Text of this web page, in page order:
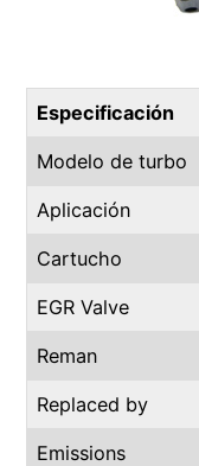
Especificación
Modelo de turbo
Aplicación
Cartucho
EGR Valve
Reman
Replaced by
Emissions